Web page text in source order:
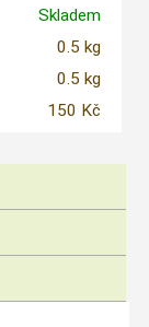
Skladem
0.5 kg
0.5 kg
150 Kč